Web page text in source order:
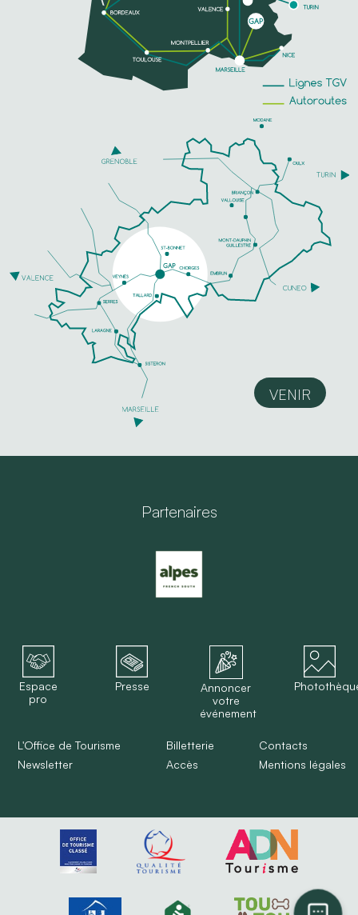
VENIR
Partenaires
Espace
pro
Presse
Annoncer
votre
événement
L'Office de Tourisme
Newsletter
Billetterie
Accès
Contacts
Mentions légales